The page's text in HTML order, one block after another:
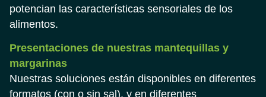
potencian las características sensoriales de los
alimentos.
Presentaciones de nuestras mantequillas y
margarinas
Nuestras soluciones están disponibles en diferentes
formatos (con o sin sal), y en diferentes